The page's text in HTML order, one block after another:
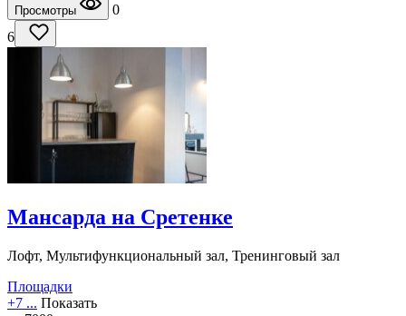
Просмотры
0
6
Мансарда на Сретенке
Лофт, Мультифункциональный зал, Тренинговый зал
Площадки
+7 ... Показать